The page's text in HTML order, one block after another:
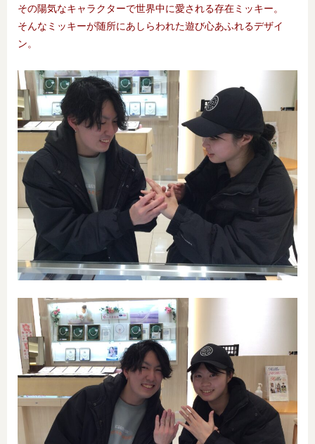
その陽気なキャラクターで世界中に愛される存在ミッキー。
そんなミッキーが随所にあしらわれた遊び心あふれるデザイ
ン。